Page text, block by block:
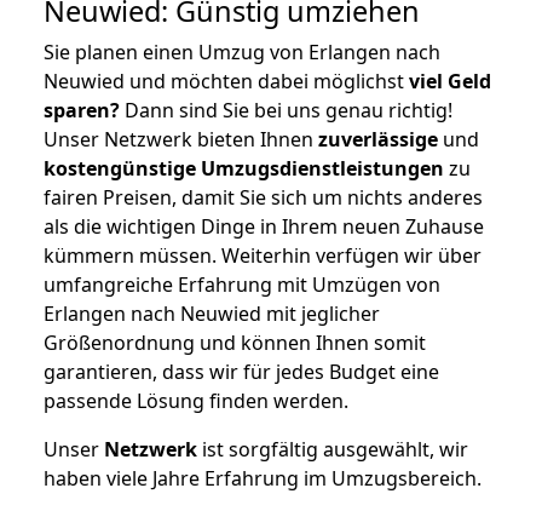
Neuwied: Günstig umziehen
Sie planen einen Umzug von Erlangen nach
Neuwied und möchten dabei möglichstviel Geld
sparen? Dann sind Sie bei uns genau richtig!
Unser Netzwerk bieten Ihnen zuverlässige und
kostengünstige Umzugsdienstleistungen zu
fairen Preisen, damit Sie sich um nichts anderes
als die wichtigen Dinge in Ihrem neuen Zuhause
kümmern müssen. Weiterhin verfügen wir über
umfangreiche Erfahrung mit Umzügen von
Erlangen nach Neuwied mit jeglicher
Größenordnung und können Ihnen somit
garantieren, dass wir für jedes Budget eine
passende Lösung finden werden.
Unser Netzwerk ist sorgfältig ausgewählt, wir
haben viele Jahre Erfahrung im Umzugsbereich.